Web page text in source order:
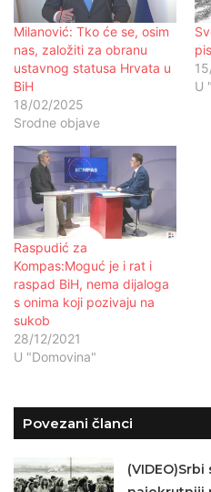
Milanović: Tko će se, osim
nas, založiti za obranu
ustavnog statusa Hrvata u
BiH
18/02/2025
Srodne objave
U
Raspudić za
Kompas:Moguć je i rat i
raspad BiH, nema dijaloga
s onima koji pozivaju na
sukob
28/12/2021
U "Domovina"
Povezani članci